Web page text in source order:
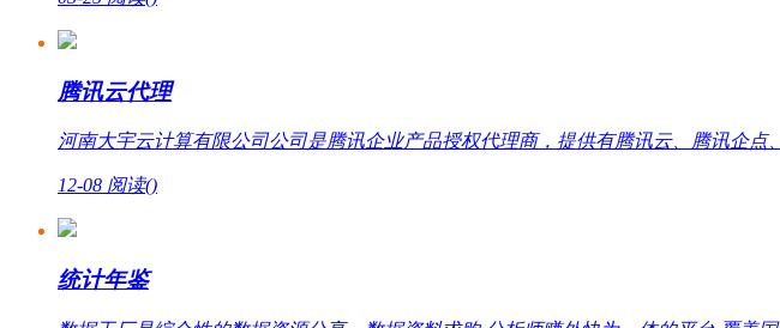
腾讯云代理
河南大宇云计算有限公司公司是腾讯企业产品授权代理商，提供有腾讯云、腾讯企
12-08 阅读()
统计年鉴